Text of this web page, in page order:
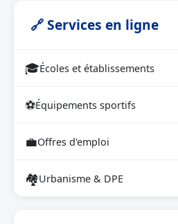
🔗 Services en ligne
🎓Écoles et établissements
⚽Équipements sportifs
💼Offres d'emploi
🏘Urbanisme & DPE